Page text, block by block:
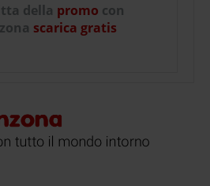
della promo con
scarica gratis